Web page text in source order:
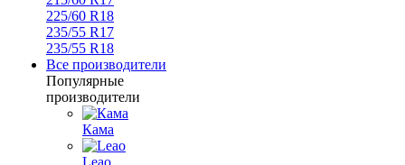
225/60 R18
235/55 R17
235/55 R18
Все производители
Популярные
производители
Кама
Leao